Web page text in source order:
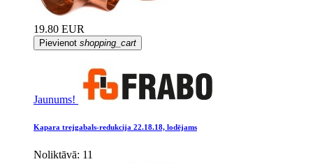
19.80 EUR
Pievienot shopping_cart
Jaunums!
Kapara trejgabals-redukcija 22.18.18, lodējams
Noliktāvā: 11